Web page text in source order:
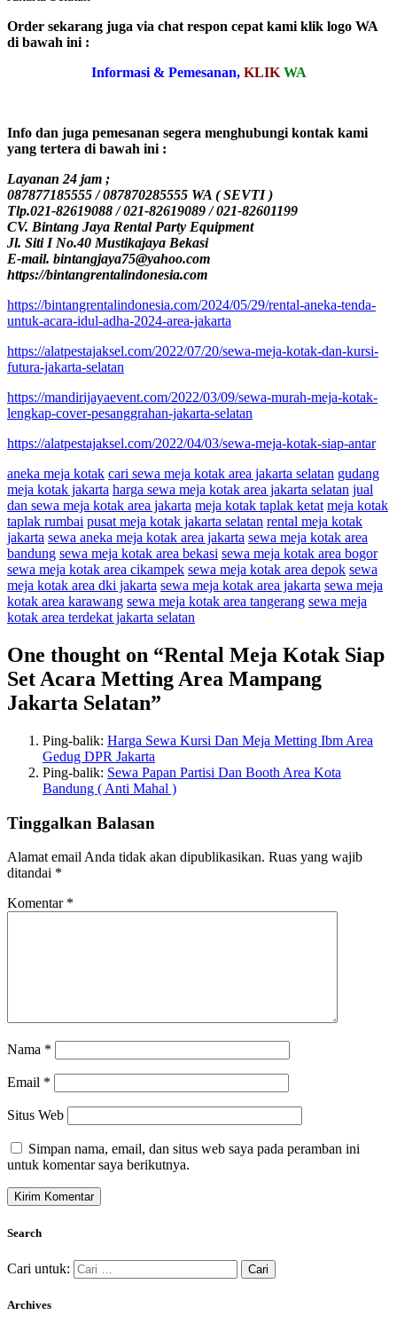
Order sekarang juga via chat respon cepat kami klik logo WA
di bawah ini :
Informasi & Pemesanan, KLIK WA
Info dan juga pemesanan segera menghubungi kontak kami
yang tertera di bawah ini :
Layanan 24 jam ;
087877185555 / 087870285555 WA ( SEVTI )
Tlp.021-82619088 / 021-82619089 / 021-82601199
CV. Bintang Jaya Rental Party Equipment
Jl. Siti I No.40 Mustikajaya Bekasi
E-mail. bintangjaya75@yahoo.com
https://bintangrentalindonesia.com
https://bintangrentalindonesia.com/2024/05/29/rental-aneka-tenda-
untuk-acara-idul-adha-2024-area-jakarta
https://alatpestajaksel.com/2022/07/20/sewa-meja-kotak-dan-kursi-
futura-jakarta-selatan
https://mandirijayaevent.com/2022/03/09/sewa-murah-meja-kotak-
lengkap-cover-pesanggrahan-jakarta-selatan
https://alatpestajaksel.com/2022/04/03/sewa-meja-kotak-siap-antar
aneka meja kotak cari sewa meja kotak area jakarta selatan gudang
meja kotak jakarta harga sewa meja kotak area jakarta selatan jual
dan sewa meja kotak area jakarta meja kotak taplak ketat meja kotak
taplak rumbai pusat meja kotak jakarta selatan rental meja kotak
jakarta sewa aneka meja kotak area jakarta sewa meja kotak area
bandung sewa meja kotak area bekasi sewa meja kotak area bogor
sewa meja kotak area cikampek sewa meja kotak area depok sewa
meja kotak area dki jakarta sewa meja kotak area jakarta sewa meja
kotak area karawang sewa meja kotak area tangerang sewa meja
kotak area terdekat jakarta selatan
One thought on “Rental Meja Kotak Siap
Set Acara Metting Area Mampang
Jakarta Selatan”
Ping-balik: Harga Sewa Kursi Dan Meja Metting Ibm Area
Gedug DPR Jakarta
Ping-balik: Sewa Papan Partisi Dan Booth Area Kota
Bandung ( Anti Mahal )
Tinggalkan Balasan
Alamat email Anda tidak akan dipublikasikan. Ruas yang wajib
ditandai *
Komentar *
Nama *
Email *
Situs Web
Simpan nama, email, dan situs web saya pada peramban ini
untuk komentar saya berikutnya.
Search
Cari untuk:
Archives